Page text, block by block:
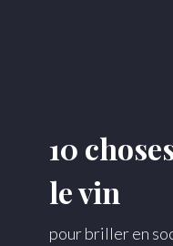
10
le vin
pour briller en